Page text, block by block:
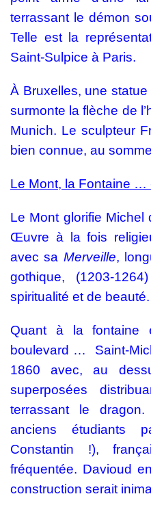
terrassant le démon
Telle est la
Saint-Sulpice à Paris.
À Bruxelles, une
surmonte la flèche de
Munich. Le sculpteur
bien connue, au
Le Mont, la Fontaine …
Le Mont glorifie Michel
Œuvre à la fois
avec sa Merveille,
gothique, (1203-
spiritualité et de beauté.
Quant à la fontaine
boulevard … Saint-
1860 avec, au
superposées
terrassant le
anciens étudiants
Constantin !),
fréquentée. Davioud
construction serait